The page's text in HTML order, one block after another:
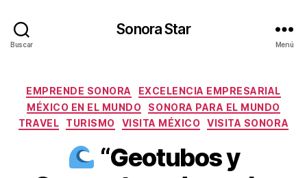
Buscar
Sonora Star
Menú
Categorías
EMPRENDE SONORA
EXCELENCIA EMPRESARIAL
MÉXICO EN EL MUNDO
SONORA PARA EL MUNDO
TRAVEL
TURISMO VISITA MÉXICO VISITA SONORA
“Geotubos y